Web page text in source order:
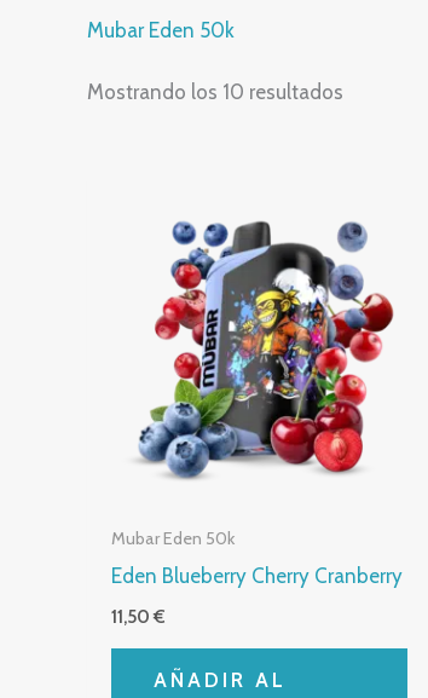
Mubar Eden 50k
Mostrando los 10 resultados
Mubar Eden 50k
Eden Blueberry Cherry Cranberry
11,50€
AÑADIR AL